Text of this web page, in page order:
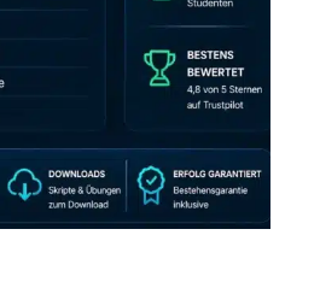
PERFEKT LERNEN